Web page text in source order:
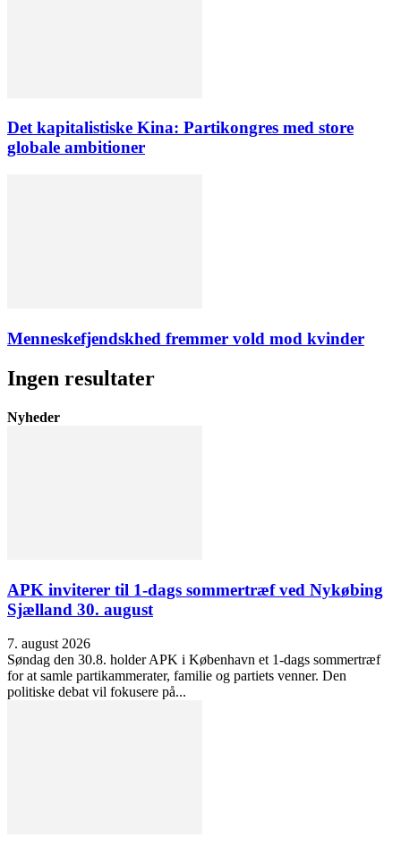
Det kapitalistiske Kina: Partikongres med store
globale ambitioner
Menneskefjendskhed fremmer vold mod kvinder
Ingen resultater
Nyheder
APK inviterer til 1-dags sommertræf ved Nykøbing
Sjælland 30. august
7. august 2026
Søndag den 30.8. holder APK i København et 1-dags sommertræf
for at samle partikammerater, familie og partiets venner. Den
politiske debat vil fokusere på...